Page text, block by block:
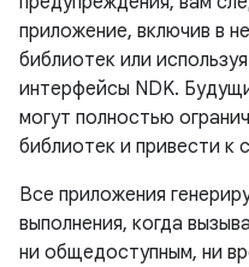
приложение, включив в
библиотек или
интерфейсы NDK.
могут полностью
библиотек и привести к
Все приложения
выполнения, когда
ни общедоступным, ни